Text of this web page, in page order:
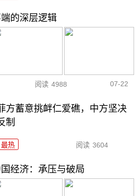
的深层逻辑
阅读 4988 07-22
方蓄意挑衅仁爱礁，中方坚决
制
最热 阅读 3604
经济：承压与破局